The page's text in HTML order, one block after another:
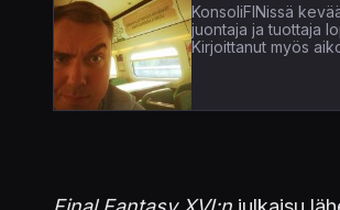
KonsoliFINissä
juontaja ja tuottaja
Kirjoittanut myös